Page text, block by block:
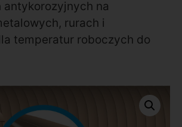
antykorozyjnych na
rurach i
temperatur roboczych do